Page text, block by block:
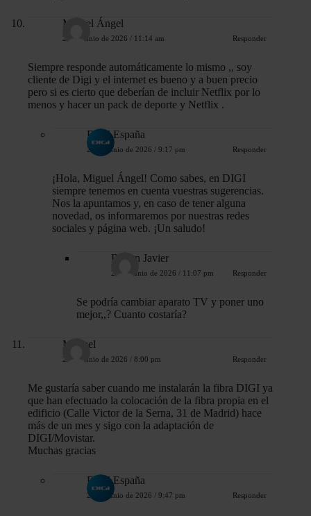
Miguel Ángel
23 de junio de 2026 / 11:14 am Responder
Siempre responde automáticamente lo mismo ,, soy
cliente de Digi y el internet es bueno y a buen precio
pero si es cierto que deberían de incluir Netflix por lo
menos y hacer un pack de deporte y Netflix .
DIGI España
23 de junio de 2026 / 9:17 pm Responder
¡Hola, Miguel Ángel! Como sabes, en DIGI
siempre tenemos en cuenta vuestras sugerencias.
Nos la apuntamos y, en caso de tener alguna
novedad, os informaremos por nuestras redes
sociales y página web. ¡Un saludo!
Ruben Javier
28 de junio de 2026 / 11:07 pm Responder
Se podría cambiar aparato TV y poner uno
mejor,,? Cuanto costaría?
Manuel
23 de junio de 2026 / 8:00 pm Responder
Me gustaría saber cuando me instalarán la fibra DIGI ya
que han efectuado la colocación de la fibra propia en el
edificio (Calle Victor de la Serna, 31 de Madrid) hace
más de un mes y sigo con la adaptación de
DIGI/Movistar.
Muchas gracias
DIGI España
23 de junio de 2026 / 9:47 pm Responder